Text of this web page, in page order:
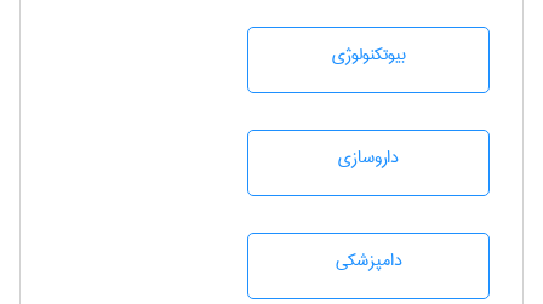
بيوتكنولوژی
داروسازی
دامپزشكی